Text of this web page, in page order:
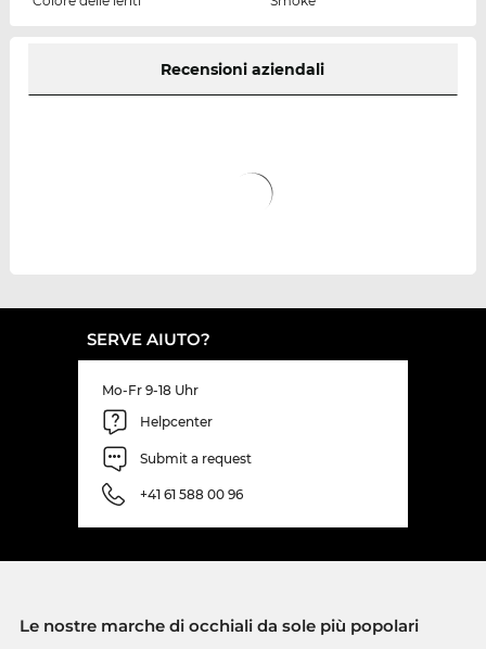
Recensioni aziendali
SERVE AIUTO?
Mo-Fr 9-18 Uhr
Helpcenter
Submit a request
+41 61 588 00 96
Le nostre marche di occhiali da sole più popolari